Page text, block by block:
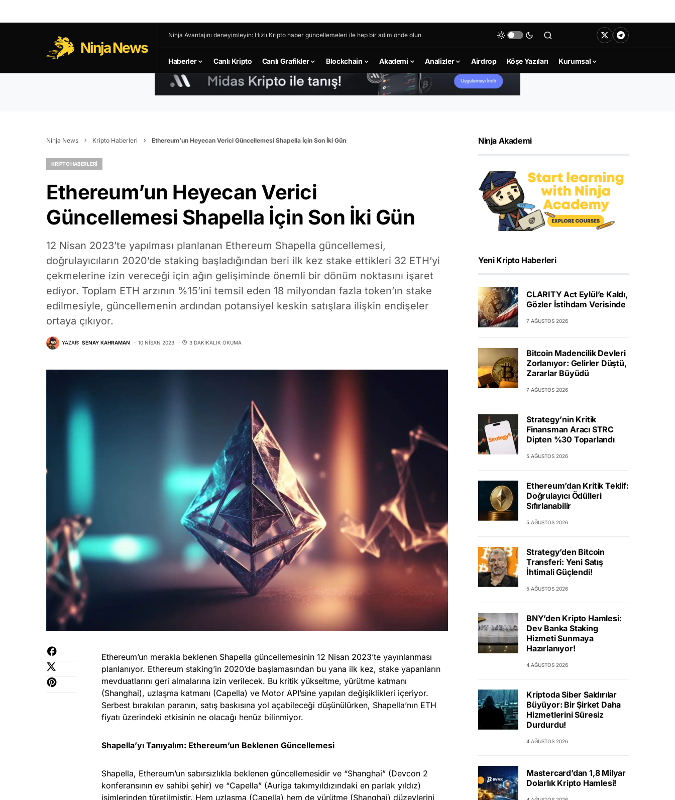
Ninja News
Ninja Avantajını deneyimleyin: Hızlı Kripto haber güncellemeleri ile hep bir adım önde olun
Haberler Canlı Kripto Canlı Grafikler Blockchain Akademi Analizler Airdrop Köşe Yazıları Kurumsal
Ninja News Kripto Haberleri Ethereum’un Heyecan Verici Güncellemesi Shapella İçin Son İki Gün
KRIPTO HABERLERI
Ethereum’un Heyecan Verici
Güncellemesi Shapella İçin Son İki Gün
12 Nisan 2023’te yapılması planlanan Ethereum Shapella güncellemesi,
doğrulayıcıların 2020’de staking başladığından beri ilk kez stake ettikleri 32 ETH’yi
çekmelerine izin vereceği için ağın gelişiminde önemli bir dönüm noktasını işaret
ediyor. Toplam ETH arzının %15’ini temsil eden 18 milyondan fazla token’ın stake
edilmesiyle, güncellemenin ardından potansiyel keskin satışlara ilişkin endişeler
ortaya çıkıyor.
YAZAR: SENAY KAHRAMAN 10 NISAN 2023 3 DAKIKALIK OKUMA
Ethereum’un merakla beklenen Shapella güncellemesinin 12 Nisan 2023’te yayınlanması
planlanıyor. Ethereum staking’in 2020’de başlamasından bu yana ilk kez, stake yapanların
mevduatlarını geri almalarına izin verilecek. Bu kritik yükseltme, yürütme katmanı
(Shanghai), uzlaşma katmanı (Capella) ve Motor API’sine yapılan değişiklikleri içeriyor.
Serbest bırakılan paranın, satış baskısına yol açabileceği düşünülürken, Shapella’nın ETH
fiyatı üzerindeki etkisinin ne olacağı henüz bilinmiyor.
Shapella’yı Tanıyalım: Ethereum’un Beklenen Güncellemesi
Shapella, Ethereum’un sabırsızlıkla beklenen güncellemesidir ve “Shanghai” (Devcon 2
konferansının ev sahibi şehir) ve “Capella” (Auriga takımyıldızındaki en parlak yıldız)
isimlerinden türetilmiştir. Hem uzlaşma (Capella) hem de yürütme (Shanghai) düzeylerini
Ninja Akademi
Yeni Kripto Haberleri
CLARITY Act Eylül’e Kaldı,
Gözler İstihdam Verisinde
7 AĞUSTOS 2026
Bitcoin Madencilik Devleri
Zorlanıyor: Gelirler Düştü,
Zararlar Büyüdü
7 AĞUSTOS 2026
Strategy’nin Kritik
Finansman Aracı STRC
Dipten %30 Toparlandı
5 AĞUSTOS 2026
Ethereum’dan Kritik Teklif:
Doğrulayıcı Ödülleri
Sıfırlanabilir
5 AĞUSTOS 2026
Strategy’den Bitcoin
Transferi: Yeni Satış
İhtimali Güçlendi!
5 AĞUSTOS 2026
BNY’den Kripto Hamlesi:
Dev Banka Staking
Hizmeti Sunmaya
Hazırlanıyor!
4 AĞUSTOS 2026
Kriptoda Siber Saldırılar
Büyüyor: Bir Şirket Daha
Hizmetlerini Süresiz
Durdurdu!
4 AĞUSTOS 2026
Mastercard’dan 1,8 Milyar
Dolarlık Kripto Hamlesi!